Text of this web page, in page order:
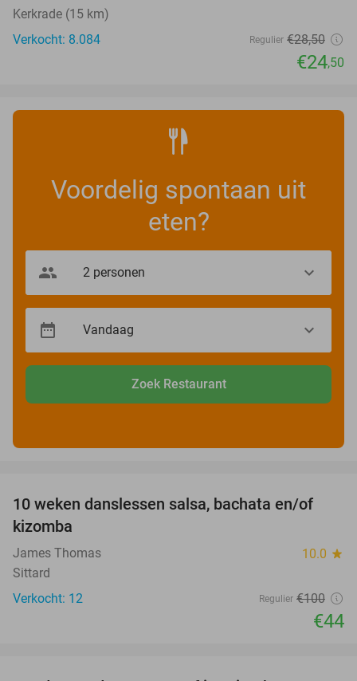
Kerkrade (15 km)
Verkocht: 8.084
Regulier €28,50
€24,50
Voordelig spontaan uit
eten?
Zoek Restaurant
56%
10 weken danslessen salsa, bachata en/of
kizomba
James Thomas 10.0 star
Sittard
Verkocht: 12
Regulier €100
€44